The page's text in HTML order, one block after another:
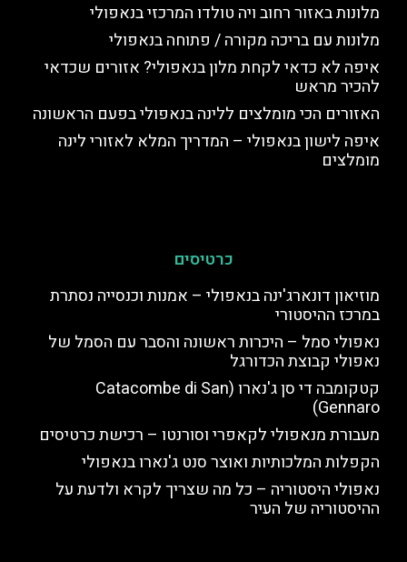
מלונות באזור רחוב ויה טולדו המרכזי בנאפולי
מלונות עם בריכה מקורה / פתוחה בנאפולי
איפה לא כדאי לקחת מלון בנאפולי? אזורים שכדאי
להכיר מראש
האזורים הכי מומלצים ללינה בנאפולי בפעם הראשונה
איפה לישון בנאפולי – המדריך המלא לאזורי לינה
מומלצים
כרטיסים
מוזיאון דונארג'ינה בנאפולי – אמנות וכנסייה נסתרת
במרכז ההיסטורי
נאפולי סמל – היכרות ראשונה והסבר עם הסמל של
נאפולי קבוצת הכדורגל
קטקומבה די סן ג'נארו (Catacombe di San
Gennaro)
מעבורת מנאפולי לקאפרי וסורנטו – רכישת כרטיסים
הקפלות המלכותיות ואוצר סנט ג'נארו בנאפולי
נאפולי היסטוריה – כל מה שצריך לקרא ולדעת על
ההיסטוריה של העיר